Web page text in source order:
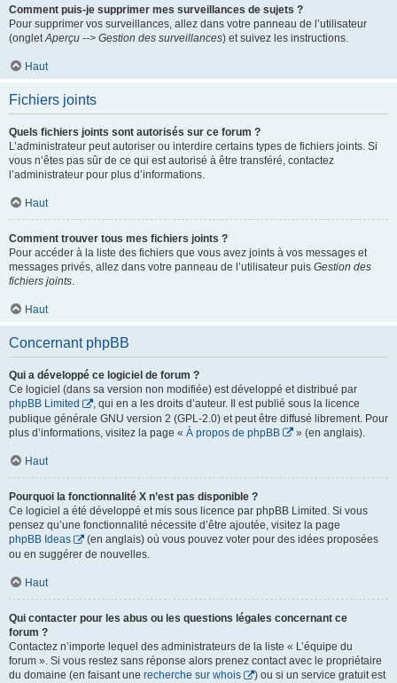
Comment puis-je supprimer mes surveillances de sujets ?
Pour supprimer vos surveillances, allez dans votre panneau de l’utilisateur
(ongletAperçu --> Gestion des surveillances) et suivez les instructions.
Haut
Fichiers joints
Quels fichiers joints sont autorisés sur ce forum ?
L’administrateur peut autoriser ou interdire certains types de fichiers joints. Si
vous n’êtes pas sûr de ce qui est autorisé à être transféré, contactez
l’administrateur pour plus d’informations.
Haut
Comment trouver tous mes fichiers joints ?
Pour accéder à la liste des fichiers que vous avez joints à vos messages et
messages privés, allez dans votre panneau de l’utilisateur puis Gestion des
fichiers joints.
Haut
Concernant phpBB
Qui a développé ce logiciel de forum ?
Ce logiciel (dans sa version non modifiée) est développé et distribué par
phpBB Limited
, qui en a les droits d’auteur. Il est publié sous la licence
publique générale GNU version 2 (GPL-2.0) et peut être diffusé librement. Pour
plus d’informations, visitez la page « À propos de phpBB » (en anglais).
Haut
Pourquoi la fonctionnalité X n’est pas disponible ?
Ce logiciel a été développé et mis sous licence par phpBB Limited. Si vous
pensez qu’une fonctionnalité nécessite d’être ajoutée, visitez la page
phpBB Ideas
(en anglais) où vous pouvez voter pour des idées proposées
ou en suggérer de nouvelles.
Haut
Qui contacter pour les abus ou les questions légales concernant ce
forum ?
Contactez n’importe lequel des administrateurs de la liste « L’équipe du
forum ». Si vous restez sans réponse alors prenez contact avec le propriétaire
du domaine (en faisant une recherche sur whois
) ou si un service gratuit est